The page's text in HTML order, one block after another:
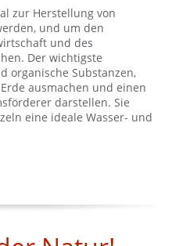
zur Herstellung von
und um den
und des
Der wichtigste
organische Substanzen,
ausmachen und einen
darstellen. Sie
eine ideale Wasser- und